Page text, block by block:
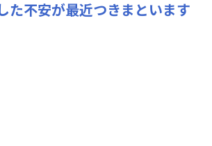
た不安が最近つきまといます